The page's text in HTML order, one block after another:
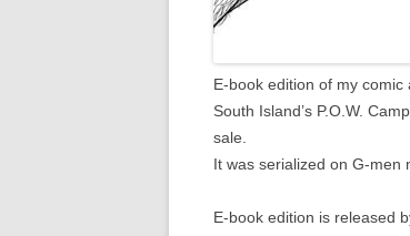
E-book edition of my comic
South Island’s P.O.W.
sale.
It was serialized on G-men
E-book edition is released